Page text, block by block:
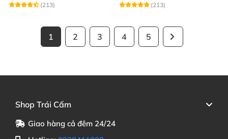
(213)
(213)
1 2 3 4 5
Shop Trái Cấm
Giao hàng cả đêm 24/24